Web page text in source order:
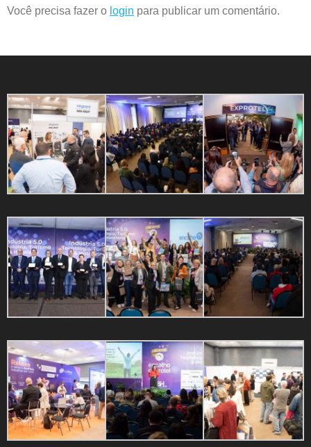
Você precisa fazer o login para publicar um comentário.